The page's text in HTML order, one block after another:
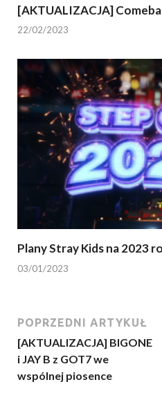
[AKTUALIZACJA]
22/02/2023
Plany Stray Kids na 2023
03/01/2023
POPRZEDNI ARTYKUŁ
[AKTUALIZACJA] BIGONE
i JAY B z GOT7 we
wspólnej piosence